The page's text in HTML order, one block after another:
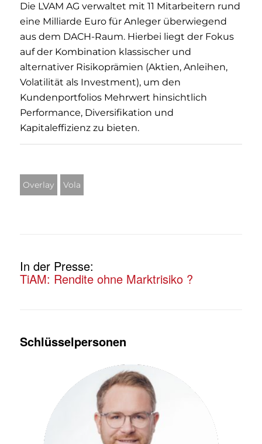
Die LVAM AG verwaltet mit 11 Mitarbeitern rund
eine Milliarde Euro für Anleger überwiegend
aus dem DACH-Raum. Hierbei liegt der Fokus
auf der Kombination klassischer und
alternativer Risikoprämien (Aktien, Anleihen,
Volatilität als Investment), um den
Kundenportfolios Mehrwert hinsichtlich
Performance, Diversifikation und
Kapitaleffizienz zu bieten.
Overlay Vola
In der Presse:
TiAM: Rendite ohne Marktrisiko ?
Schlüsselpersonen